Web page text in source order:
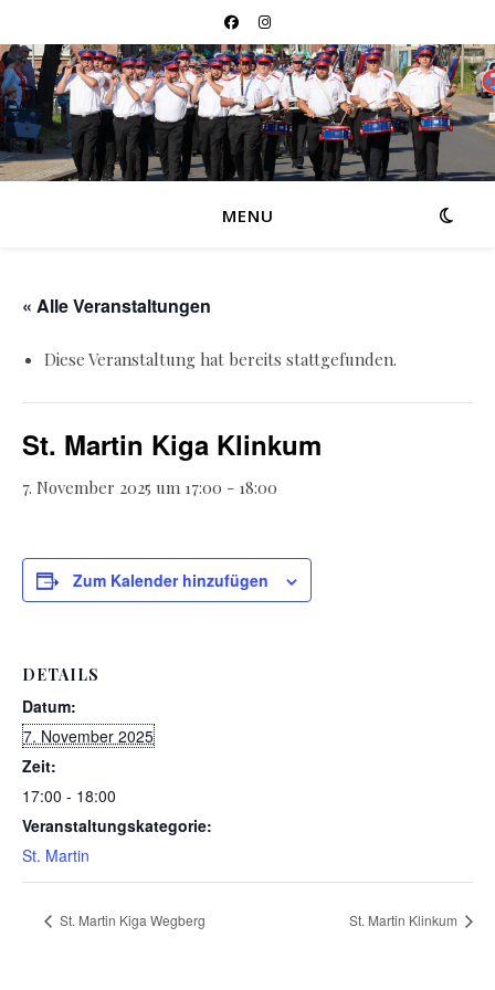
MENU
« Alle Veranstaltungen
Diese Veranstaltung hat bereits stattgefunden.
St. Martin Kiga Klinkum
7. November 2025 um 17:00 - 18:00
Zum Kalender hinzufügen
DETAILS
Datum:
7. November 2025
Zeit:
17:00 - 18:00
Veranstaltungskategorie:
St. Martin
St. Martin Kiga Wegberg St. Martin Klinkum